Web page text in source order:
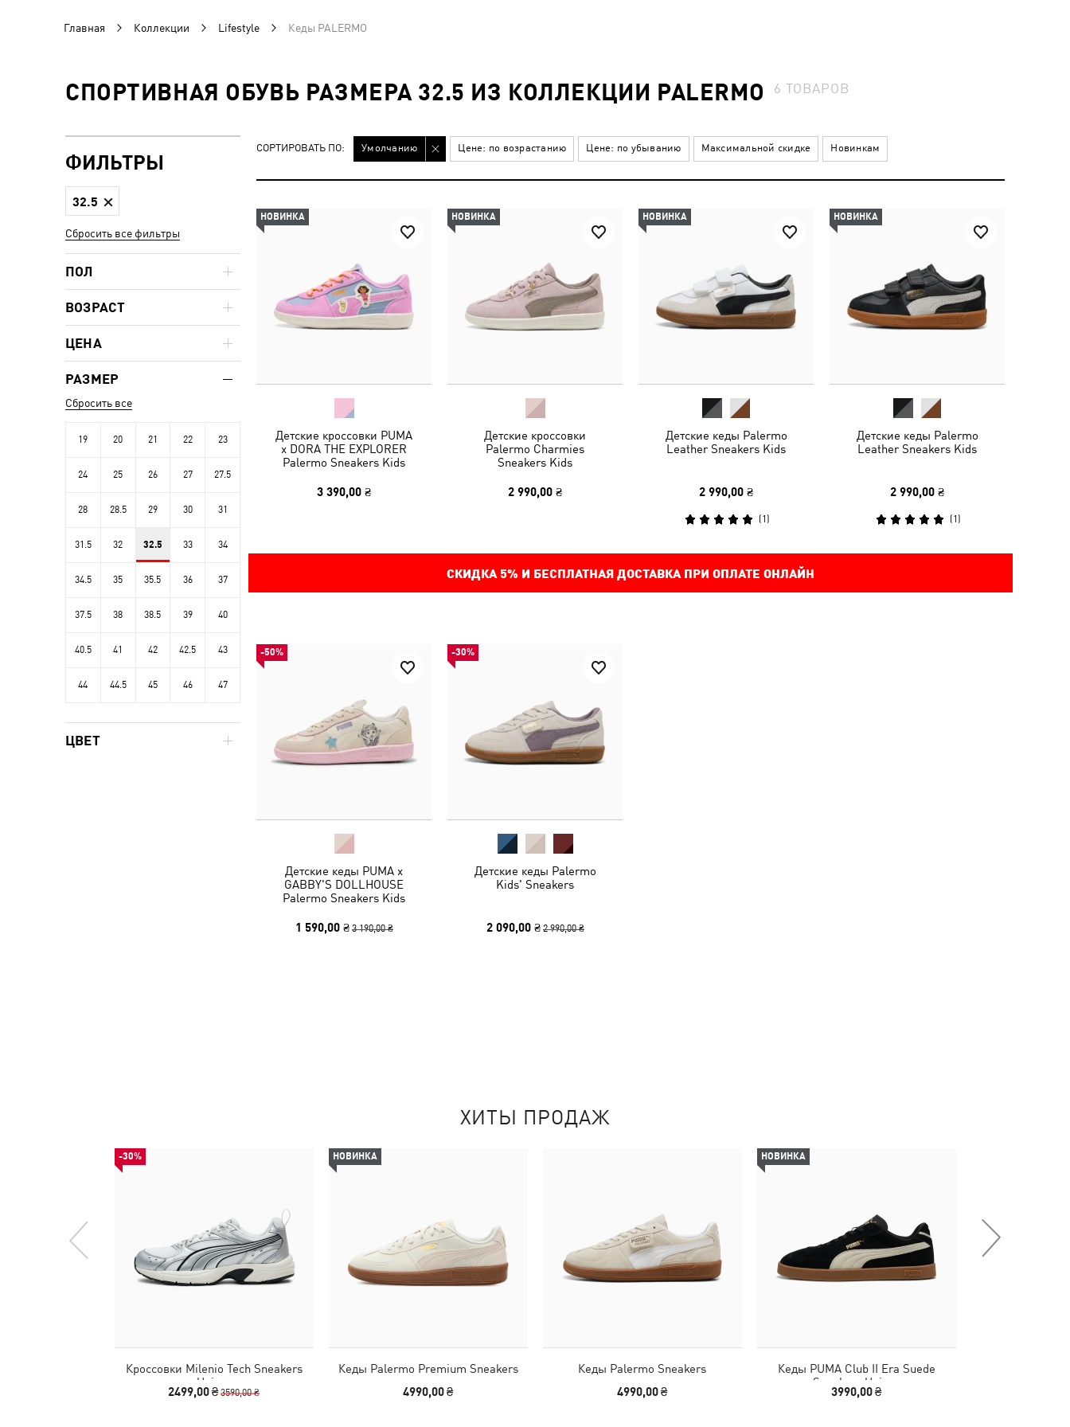
Главная Коллекции Lifestyle Кеды PALERMO
СПОРТИВНАЯ ОБУВЬ РАЗМЕРА 32.5 ИЗ КОЛЛЕКЦИИ PALERMO 6 ТОВАРОВ
СОРТИРОВАТЬ ПО: Умолчанию Цене: по возрастанию Цене: по убыванию Максимальной скидке Новинкам
НОВИНКА
Детские кроссовки PUMA
x DORA THE EXPLORER
Palermo Sneakers Kids
3 390,00 ₴
НОВИНКА
Детские кроссовки
Palermo Charmies
Sneakers Kids
2 990,00 ₴
НОВИНКА
Детские кеды Palermo
Leather Sneakers Kids
2 990,00 ₴
(1 )
НОВИНКА
Детские кеды Palermo
Leather Sneakers Kids
2 990,00 ₴
(1 )
СКИДКА 5% И БЕСПЛАТНАЯ ДОСТАВКА ПРИ ОПЛАТЕ ОНЛАЙН
-50%
Детские кеды PUMA x
GABBY'S DOLLHOUSE
Palermo Sneakers Kids
1 590,00 ₴ 3 190,00 ₴
-30%
Детские кеды Palermo
Kids' Sneakers
2 090,00 ₴ 2 990,00 ₴
ФИЛЬТРЫ
32.5
Сбросить все фильтры
ПОЛ
ВОЗРАСТ
ЦЕНА
РАЗМЕР
Сбросить все
19 20 21 22 23
24 25 26 27 27.5
28 28.5 29 30 31
31.5 32 32.5 33 34
34.5 35 35.5 36 37
37.5 38 38.5 39 40
40.5 41 42 42.5 43
44 44.5 45 46 47
ЦВЕТ
ХИТЫ ПРОДАЖ
-30%
Кроссовки Milenio Tech Sneakers
Unisex
2499,00 ₴3590,00 ₴
НОВИНКА
Кеды Palermo Premium Sneakers
4990,00 ₴
Кеды Palermo Sneakers
4990,00 ₴
НОВИНКА
Кеды PUMA Club II Era Suede
Sneakers Unisex
3990,00 ₴